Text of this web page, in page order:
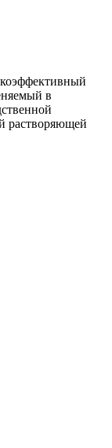
в
растворяющей